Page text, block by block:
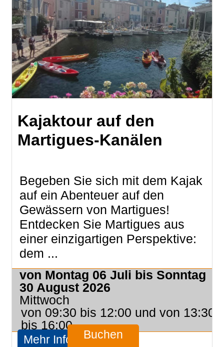
Kajaktour auf den
Martigues-Kanälen
Begeben Sie sich mit dem Kajak
auf ein Abenteuer auf den
Gewässern von Martigues!
Entdecken Sie Martigues aus
einer einzigartigen Perspektive:
dem ...
von Montag 06 Juli bis Sonntag
30 August 2026
Mittwoch
von 09:30 bis 12:00 und von 13:30
bis 16:00
Mehr Infos Buchen